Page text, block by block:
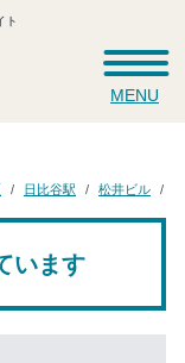
ト
MENU
日比谷駅 松井ビル
います